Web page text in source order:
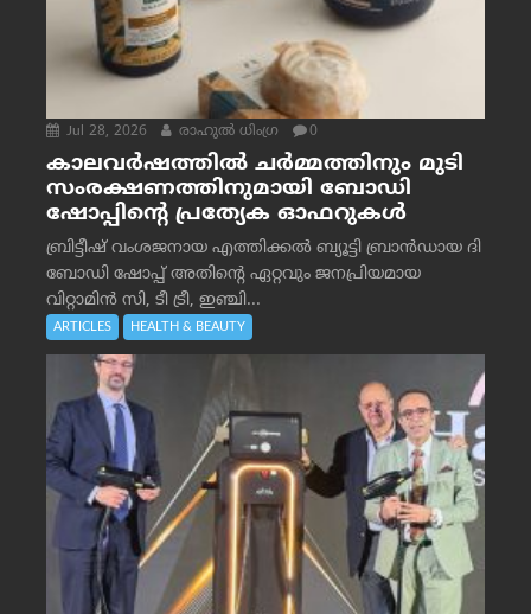
Jul 28, 2026 രാഹുല്‍ ധിംഗ്ര 0
കാലവർഷത്തിൽ ചർമ്മത്തിനും മുടി
സംരക്ഷണത്തിനുമായി ബോഡി
ഷോപ്പിന്റെ പ്രത്യേക ഓഫറുകൾ
ബ്രിട്ടീഷ് വംശജനായ എത്തിക്കൽ ബ്യൂട്ടി ബ്രാൻഡായ ദി
ബോഡി ഷോപ്പ് അതിന്റെ ഏറ്റവും ജനപ്രിയമായ
വിറ്റാമിൻ സി, ടീ ട്രീ, ഇഞ്ചി...
ARTICLES HEALTH & BEAUTY